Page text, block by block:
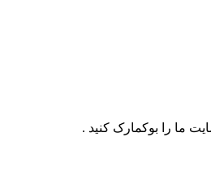
ما را بوکمارک کنید .